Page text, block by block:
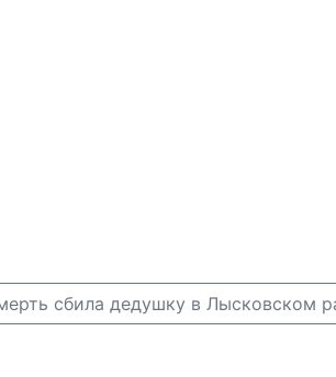
сбила дедушку в Лысковском